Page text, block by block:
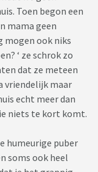
Toen begon een
mama geen
mogen ook niks
‘ ze schrok zo
dat ze meteen
vriendelijk maar
echt meer dan
niets te kort komt.
humeurige puber
soms ook heel